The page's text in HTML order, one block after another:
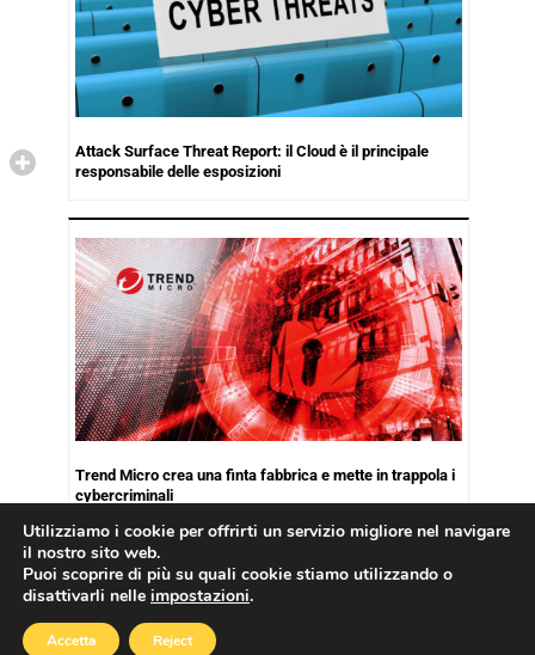
Attack Surface Threat Report: il Cloud è il principale
responsabile delle esposizioni
Trend Micro crea una finta fabbrica e mette in trappola i
cybercriminali
Copyright © 2026
Utilizziamo i cookie per offrirti un servizio migliore nel navigare
il nostro sito web.
Puoi scoprire di più su quali cookie stiamo utilizzando o
disattivarli nelle impostazioni.
Accetta Reject